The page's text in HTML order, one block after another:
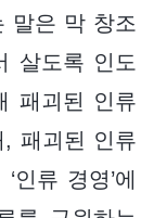
말은 막 창조
살도록 인도
패괴된 인류
패괴된 인류
인류 경영’에